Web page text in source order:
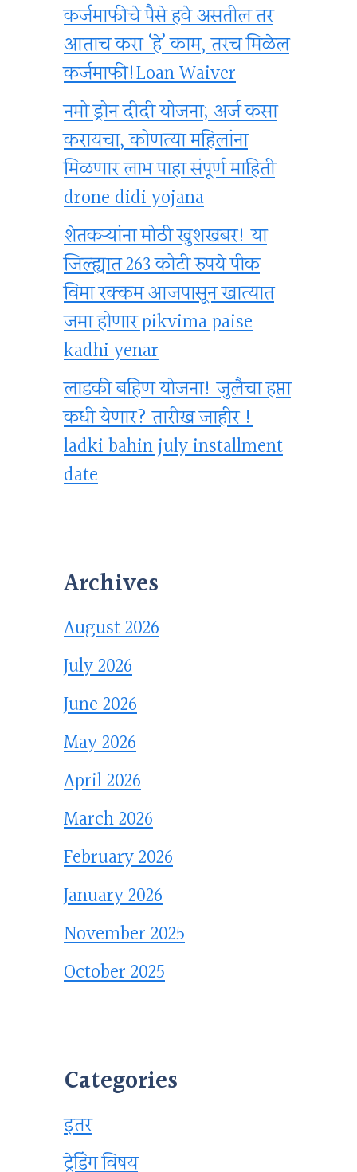
कर्जमाफीचे पैसे हवे असतील तर
आताच करा ‘हे’ काम, तरच मिळेल
कर्जमाफी!Loan Waiver
नमो ड्रोन दीदी योजना; अर्ज कसा
करायचा, कोणत्या महिलांना
मिळणार लाभ पाहा संपूर्ण माहिती
drone didi yojana
शेतकऱ्यांना मोठी खुशखबर! या
जिल्ह्यात 263 कोटी रुपये पीक
विमा रक्कम आजपासून खात्यात
जमा होणार pikvima paise
kadhi yenar
लाडकी बहिण योजना! जुलैचा हप्ता
कधी येणार? तारीख जाहीर !
ladki bahin july installment
date
Archives
August 2026
July 2026
June 2026
May 2026
April 2026
March 2026
February 2026
January 2026
November 2025
October 2025
Categories
इतर
ट्रेडिंग विषय